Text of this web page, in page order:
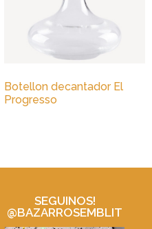
Botellon decantador El
Progresso
SEGUINOS!
@BAZARROSEMBLIT